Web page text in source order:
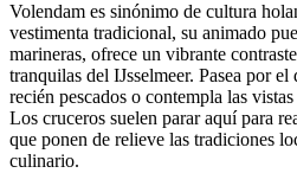
Volendam es sinónimo de cultura
vestimenta tradicional, su animado
marineras, ofrece un vibrante
tranquilas del IJsselmeer. Pasea por
recién pescados o contempla las
Los cruceros suelen parar aquí para
que ponen de relieve las tradiciones
culinario.